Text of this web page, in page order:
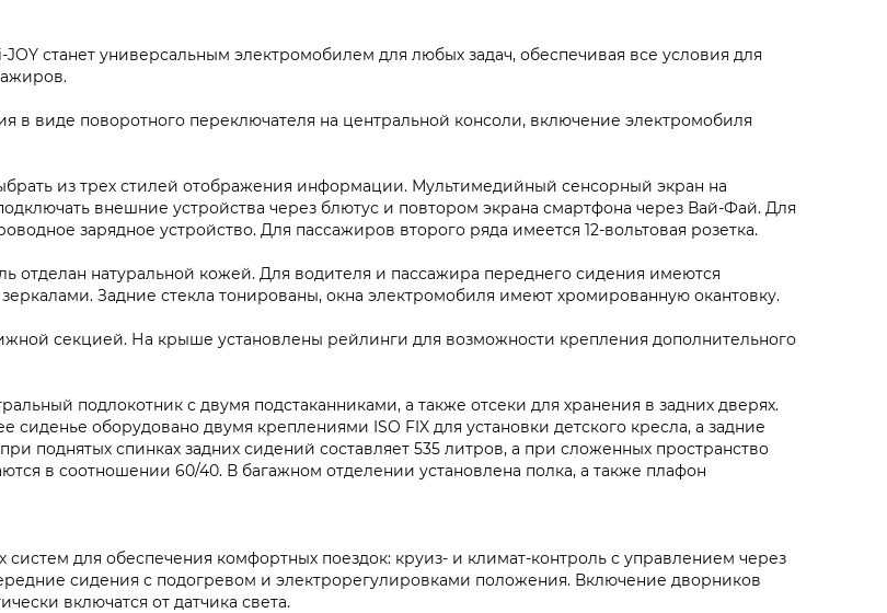
станет универсальным электромобилем для любых задач, обеспечивая все условия для
в виде поворотного переключателя на центральной консоли, включение электромобиля
из трех стилей отображения информации. Мультимедийный сенсорный экран на
внешние устройства через блютус и повтором экрана смартфона через Вай-Фай. Для
зарядное устройство. Для пассажиров второго ряда имеется 12-вольтовая розетка.
отделан натуральной кожей. Для водителя и пассажира переднего сидения имеются
Задние стекла тонированы, окна электромобиля имеют хромированную окантовку.
секцией. На крыше установлены рейлинги для возможности крепления дополнительного
подлокотник с двумя подстаканниками, а также отсеки для хранения в задних дверях.
сиденье оборудовано двумя креплениями ISO FIX для установки детского кресла, а задние
поднятых спинках задних сидений составляет 535 литров, а при сложенных пространство
в соотношении 60/40. В багажном отделении установлена полка, а также плафон
для обеспечения комфортных поездок: круиз- и климат-контроль с управлением через
сидения с подогревом и электрорегулировками положения. Включение дворников
включатся от датчика света.